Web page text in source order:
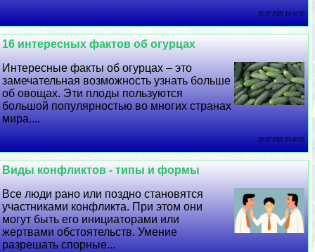
21 07 2026 14:18:30
16 интересных фактов об огурцах
Интересные факты об огурцах – это
замечательная возможность узнать больше
об овощах. Эти плоды пользуются
большой популярностью во многих странах
мира....
20 07 2026 10:40:22
Виды конфликтов - типы и формы
Все люди рано или поздно становятся
участниками конфликта. При этом они
могут быть его инициаторами или
жертвами обстоятельств. Умение
разрешать спopные...